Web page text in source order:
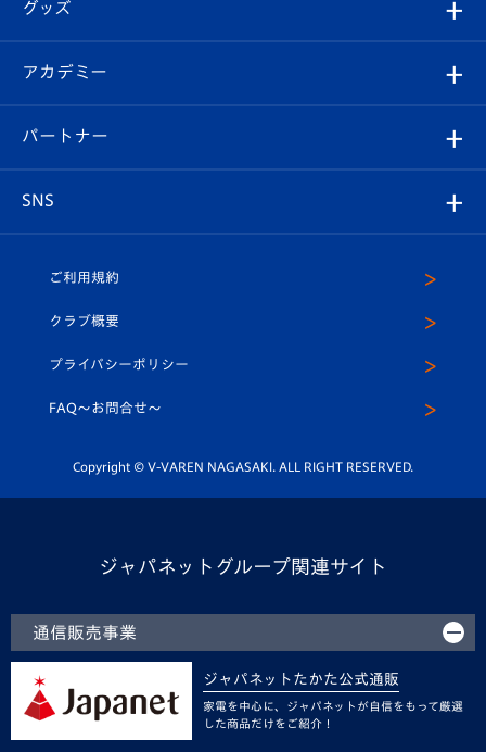
チケット
イベント
メディア
ホームタウン
スタッフプロフィール
マスコット紹介
平和祈念活動
ホームタウン活動
Revive Team
ヴィヴィくんの長崎おもてなしガイド
フォトギャラリー
スタジアムグルメ
V-LOVERS（ファンクラブ）
プレイヤーズスイート
グッズ
オンラインショップ
店舗情報
アカデミー
育成からのお知らせ
U-18
スクール
パートナー
SNS
ヴィヴィくんインスタグラム
公式LINE＠
ご利用規約
クラブ概要
プライバシーポリシー
FAQ〜お問合せ〜
Copyright © V-VAREN NAGASAKI. ALL RIGHT RESERVED.
ジャパネットグループ関連サイト
通信販売事業
ジャパネットたかた公式通販
家電を中心に、ジャパネットが自信をもって厳選
した商品だけをご紹介！